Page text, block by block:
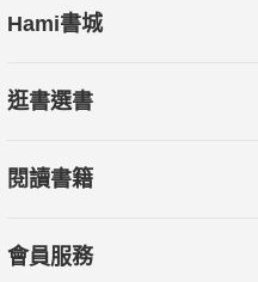
也感受到她與現場老師、課
長年陪伴國中小教師精進閱
畫」主持人的實戰歷練，
Hami書城
逛書選書
閱讀書籍
會員服務